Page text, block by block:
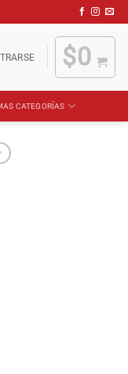
$0
CATEGORÍAS